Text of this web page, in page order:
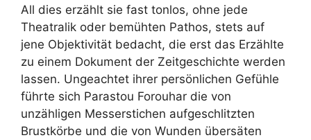
All dies erzählt sie fast tonlos, ohne jede
Theatralik oder bemühten Pathos, stets auf
jene Objektivität bedacht, die erst das Erzählte
zu einem Dokument der Zeitgeschichte werden
lassen. Ungeachtet ihrer persönlichen Gefühle
führte sich Parastou Forouhar die von
unzähligen Messerstichen aufgeschlitzten
Brustkörbe und die von Wunden übersäten